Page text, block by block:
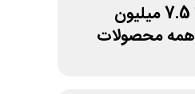
کد تخفیف تا 7.5 میلیون
همه محصولات